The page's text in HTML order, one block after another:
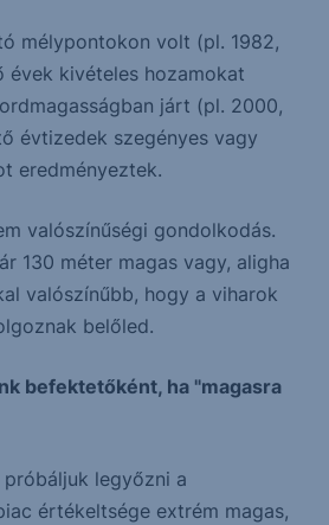
mélypontokon volt (pl. 1982,
évek kivételes hozamokat
járt (pl. 2000,
évtizedek szegényes vagy
eredményeztek.
valószínűségi gondolkodás.
130 méter magas vagy, aligha
valószínűbb, hogy a viharok
belőled.
befektetőként, ha "magasra
legyőzni a
értékeltsége extrém magas,